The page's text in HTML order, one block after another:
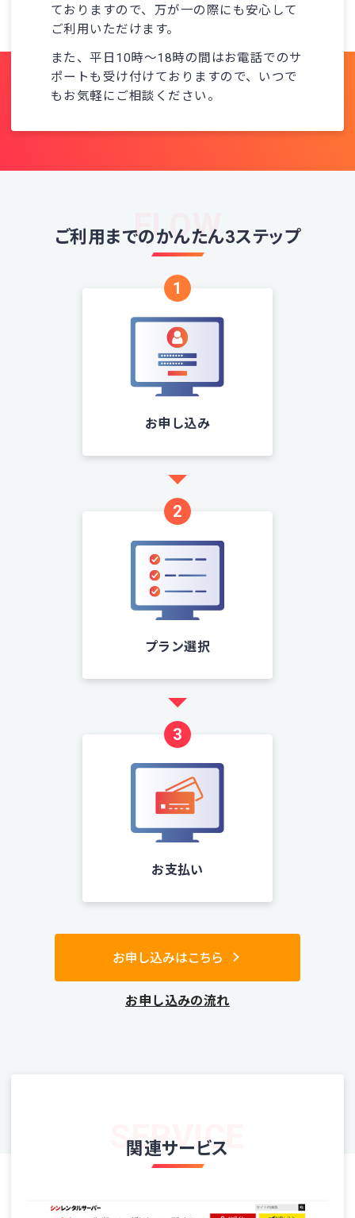
ておりますので、万が一の際にも安心して
ご利用いただけます。
また、平日10時～18時の間はお電話でのサ
ポートも受け付けておりますので、いつで
もお気軽にご相談ください。
ご利用までのかんたん3ステップ
FLOW
1
お申し込み
2
プラン選択
3
お支払い
お申し込みはこちら
お申し込みの流れ
関連サービス
SERVICE